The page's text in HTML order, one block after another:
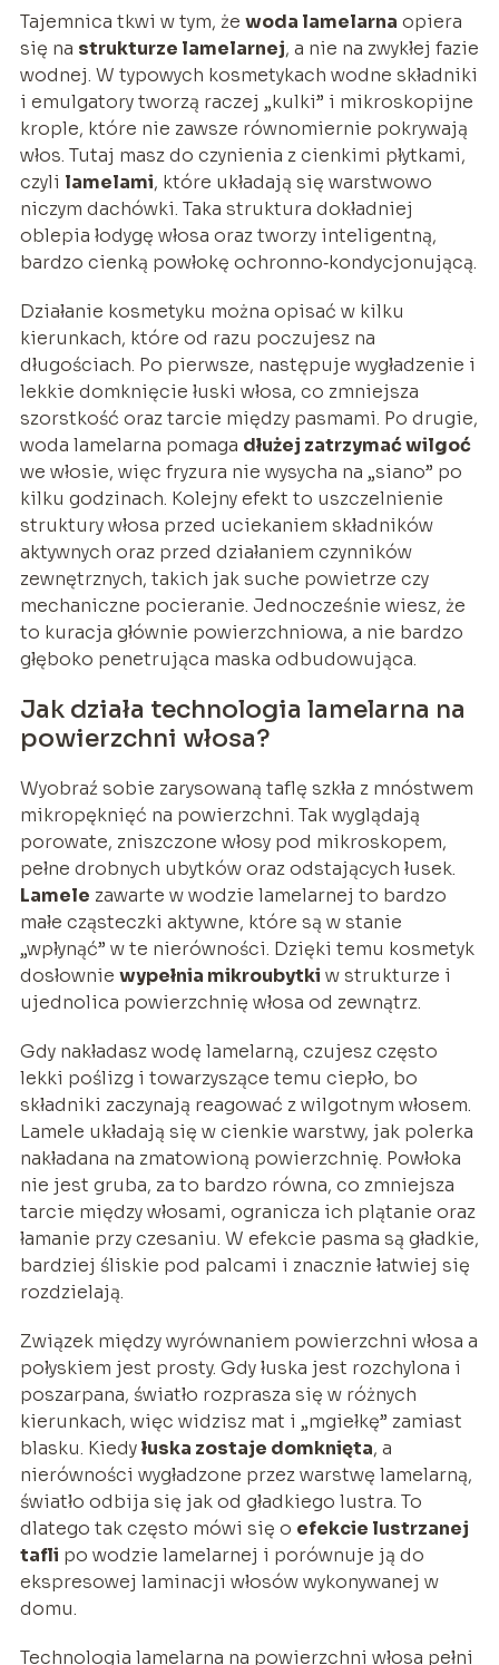
Tajemnica tkwi w tym, że woda lamelarna opiera
się na strukturze lamelarnej, a nie na zwykłej fazie
wodnej. W typowych kosmetykach wodne składniki
i emulgatory tworzą raczej „kulki” i mikroskopijne
krople, które nie zawsze równomiernie pokrywają
włos. Tutaj masz do czynienia z cienkimi płytkami,
czyli lamelami, które układają się warstwowo
niczym dachówki. Taka struktura dokładniej
oblepia łodygę włosa oraz tworzy inteligentną,
bardzo cienką powłokę ochronno‑kondycjonującą.
Działanie kosmetyku można opisać w kilku
kierunkach, które od razu poczujesz na
długościach. Po pierwsze, następuje wygładzenie i
lekkie domknięcie łuski włosa, co zmniejsza
szorstkość oraz tarcie między pasmami. Po drugie,
woda lamelarna pomaga dłużej zatrzymać wilgoć
we włosie, więc fryzura nie wysycha na „siano” po
kilku godzinach. Kolejny efekt to uszczelnienie
struktury włosa przed uciekaniem składników
aktywnych oraz przed działaniem czynników
zewnętrznych, takich jak suche powietrze czy
mechaniczne pocieranie. Jednocześnie wiesz, że
to kuracja głównie powierzchniowa, a nie bardzo
głęboko penetrująca maska odbudowująca.
Jak działa technologia lamelarna na
powierzchni włosa?
Wyobraź sobie zarysowaną taflę szkła z mnóstwem
mikropęknięć na powierzchni. Tak wyglądają
porowate, zniszczone włosy pod mikroskopem,
pełne drobnych ubytków oraz odstających łusek.
Lamele zawarte w wodzie lamelarnej to bardzo
małe cząsteczki aktywne, które są w stanie
„wpłynąć” w te nierówności. Dzięki temu kosmetyk
dosłownie wypełnia mikroubytki w strukturze i
ujednolica powierzchnię włosa od zewnątrz.
Gdy nakładasz wodę lamelarną, czujesz często
lekki poślizg i towarzyszące temu ciepło, bo
składniki zaczynają reagować z wilgotnym włosem.
Lamele układają się w cienkie warstwy, jak polerka
nakładana na zmatowioną powierzchnię. Powłoka
nie jest gruba, za to bardzo równa, co zmniejsza
tarcie między włosami, ogranicza ich plątanie oraz
łamanie przy czesaniu. W efekcie pasma są gładkie,
bardziej śliskie pod palcami i znacznie łatwiej się
rozdzielają.
Związek między wyrównaniem powierzchni włosa a
połyskiem jest prosty. Gdy łuska jest rozchylona i
poszarpana, światło rozprasza się w różnych
kierunkach, więc widzisz mat i „mgiełkę” zamiast
blasku. Kiedyłuska zostaje domknięta, a
nierówności wygładzone przez warstwę lamelarną,
światło odbija się jak od gładkiego lustra. To
dlatego tak często mówi się o efekcie lustrzanej
tafli po wodzie lamelarnej i porównuje ją do
ekspresowej laminacji włosów wykonywanej w
domu.
Technologia lamelarna na powierzchni włosa pełni